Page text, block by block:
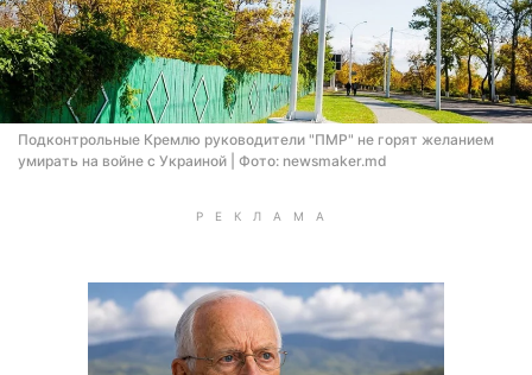
Подконтрольные Кремлю руководители "ПМР" не горят желанием
умирать на войне с Украиной | Фото: newsmaker.md